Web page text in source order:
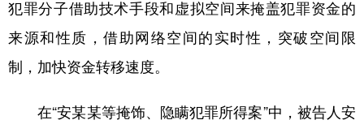
彩票 娱乐 时尚 悦读
犯罪分子借助技术手段和虚拟空间来掩盖犯罪资金的
来源和性质，借助网络空间的实时性，突破空间限
制，加快资金转移速度。
在“安某某等掩饰、隐瞒犯罪所得案”中，被告人安